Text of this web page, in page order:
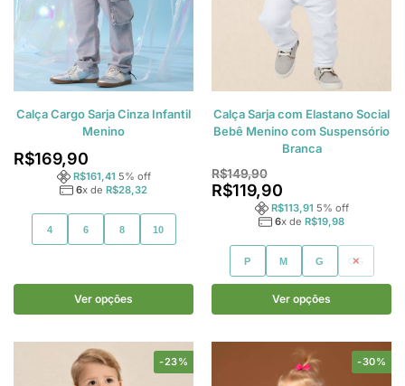
Calça Cargo Sarja Cinza Infantil
Menino
R$169,90
R$161,41 5% off
6x de R$28,32
4 6 8 10
Ver opções
Calça Sarja com Elastano Social
Bebê Menino com Suspensório
Branca
R$149,90
R$119,90
R$113,91 5% off
6x de R$19,98
P M G GG
Ver opções
-23% -30%